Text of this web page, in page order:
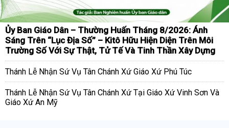
Ủy Ban Giáo Dân – Thường Huấn Tháng 8/2026: Ánh
Sáng Trên “Lục Địa Số” – Kitô Hữu Hiện Diện Trên Môi
Trường Số Với Sự Thật, Tử Tế Và Tinh Thần Xây Dựng
Thánh Lễ Nhận Sứ Vụ Tân Chánh Xứ Giáo Xứ Phú Túc
Thánh Lễ Nhận Sứ Vụ Tân Chánh Xứ Tại Giáo Xứ Vinh Sơn Và
Giáo Xứ An Mỹ